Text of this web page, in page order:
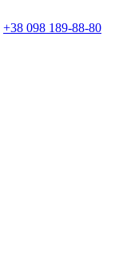
+38 098 189-88-80